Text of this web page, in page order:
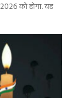
को होगा. यह